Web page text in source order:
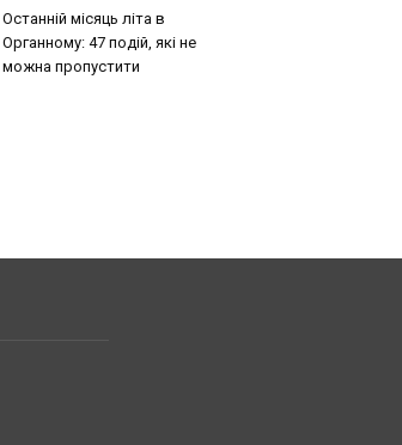
Останній місяць літа в
Органному: 47 подій, які не
можна пропустити